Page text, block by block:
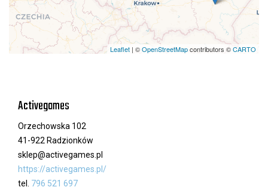
Leaflet | ©OpenStreetMapcontributors ©CARTO
Activegames
Orzechowska 102
41-922 Radzionków
sklep@activegames.pl
https://activegames.pl/
tel. 796 521 697